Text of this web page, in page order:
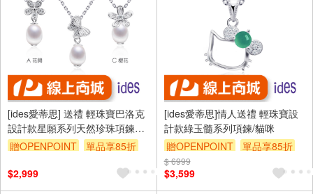
[ides愛蒂思] 送禮 輕珠寶巴洛克
設計款星願系列天然珍珠項鍊3
選1
贈OPENPOINT
單品享85折
$2,999
[ides愛蒂思]情人送禮 輕珠寶設
計款綠玉髓系列項鍊/貓咪
贈OPENPOINT
單品享85折
$ 6999
$3,599